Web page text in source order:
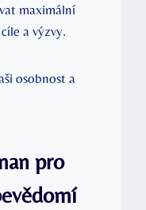
maximální
a výzvy.
pro